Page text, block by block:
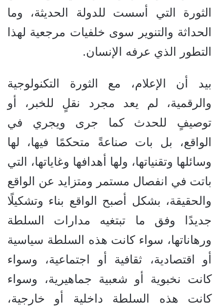
الثورة التي أسست للدولة الحديثة، وما
الحداثة والتنوير سوى خلفيات مرجعية لهذا
التطور الذي عرفه الإنسان.
بيد أن الإعلام، مع الثورة التكنولوجية
والرقمية، لم يعد مجرد نقلٍ للخبر، أو
توصيفٍ للحدث كما جرى ويجري في
الواقع، بل بات صناعةً متحكمًا فيها، لها
وسائلها وتقنياتها، ولها أهدافها وغاياتها، التي
باتت في انفصال مستمر ومتزايد عن الواقع
والحقيقة، بشكل أصبح الواقع بناء وتشكيلًا
جديدًا وفق ما تبتغيه مدارات السلطة
ورهاناتها، سواء كانت هذه السلطة سياسية
أو اقتصادية، ثقافية أو اجتماعية، وسواء
كانت نخبوية أو شعبية جماهيرية، وسواء
كانت هذه السلطة داخلية أو خارجية،